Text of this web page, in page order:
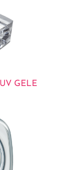
GELE